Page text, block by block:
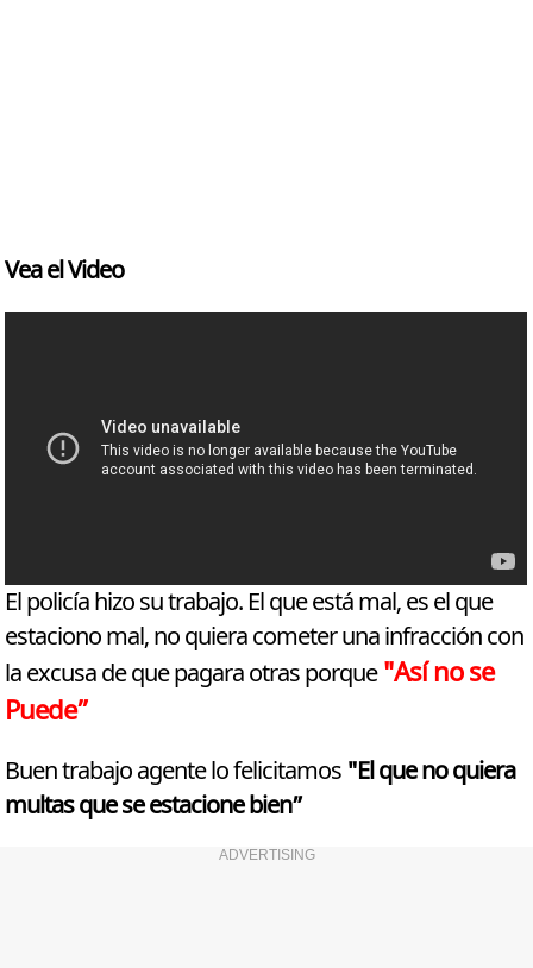
Vea el Video
El policía hizo su trabajo. El que está mal, es el que
estaciono mal, no quiera cometer una infracción con
la excusa de que pagara otras porque"Así no se
Puede”
Buen trabajo agente lo felicitamos "El que no quiera
multas que se estacione bien”
ADVERTISING